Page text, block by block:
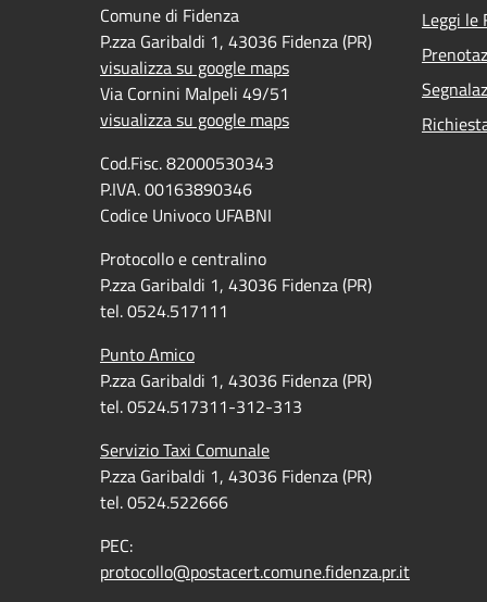
Comune di Fidenza
P.zza Garibaldi 1, 43036 Fidenza (PR)
visualizza su google maps
Via Cornini Malpeli 49/51
visualizza su google maps
Cod.Fisc. 82000530343
P.IVA. 00163890346
Codice Univoco UFABNI
Protocollo e centralino
P.zza Garibaldi 1, 43036 Fidenza (PR)
tel. 0524.517111
Punto Amico
P.zza Garibaldi 1, 43036 Fidenza (PR)
tel. 0524.517311-312-313
Servizio Taxi Comunale
P.zza Garibaldi 1, 43036 Fidenza (PR)
tel. 0524.522666
PEC:
protocollo@postacert.comune.fidenza.pr.it
Leggi le